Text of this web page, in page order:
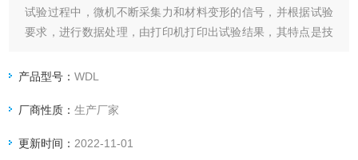
试验过程中，微机不断采集力和材料变形的信号，并根据试验
要求，进行数据处理，由打印机打印出试验结果，其特点是技
会根据您的需求进行科学搭配，帮助您选择更为经济实用的产
产品型号：WDL
厂商性质：生产厂家
更新时间： 2022-11-01